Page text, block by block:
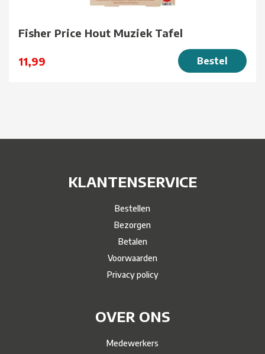
Fisher Price Hout Muziek Tafel
11,99 Bestel
KLANTENSERVICE
Bestellen
Bezorgen
Betalen
Voorwaarden
Privacy policy
OVER ONS
Medewerkers